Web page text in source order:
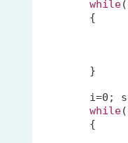
while
	i=
0 ;
while